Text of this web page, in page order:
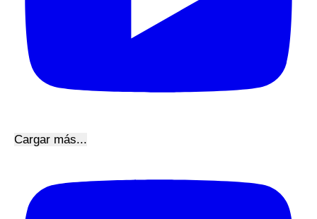
Cargar más...